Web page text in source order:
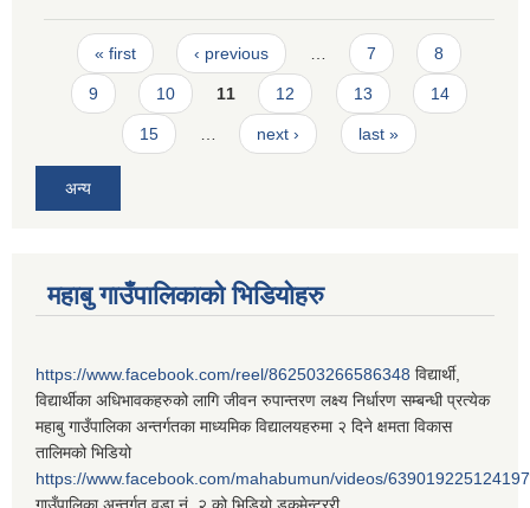
Pages
« first ‹ previous 7 8
9 10 11 12 13 14
15 next › last »
अन्य
महाबु गाउँपालिकाको भिडियोहरु
https://www.facebook.com/reel/862503266586348 विद्यार्थी,
विद्यार्थीका अधिभावकहरुको लागि जीवन रुपान्तरण लक्ष्य निर्धारण सम्बन्धी प्रत्येक
महाबु गाउँपालिका अन्तर्गतका माध्यमिक विद्यालयहरुमा २ दिने क्षमता विकास
तालिमको भिडियो
https://www.facebook.com/mahabumun/videos/639019225124197